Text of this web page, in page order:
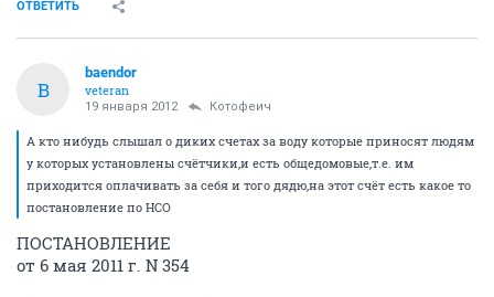
ОТВЕТИТЬ
B
baendor
veteran
19 января 2012 Котофеич
А кто нибудь слышал о диких счетах за воду которые приносят людям
у которых установлены счётчики,и есть общедомовые,т.е. им
приходится оплачивать за себя и того дядю,на этот счёт есть какое то
постановление по НСО
ПОСТАНОВЛЕНИЕ
от 6 мая 2011 г. N 354